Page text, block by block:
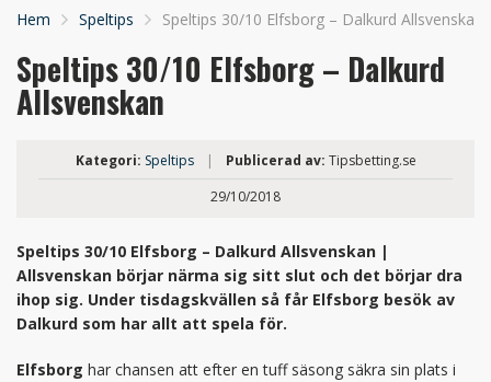
Hem Speltips Speltips 30/10 Elfsborg – Dalkurd Allsvenskan
Speltips 30/10 Elfsborg – Dalkurd
Allsvenskan
Kategori: Speltips | Publicerad av: Tipsbetting.se
29/10/2018
Speltips 30/10 Elfsborg – Dalkurd Allsvenskan |
Allsvenskan börjar närma sig sitt slut och det börjar dra
ihop sig. Under tisdagskvällen så får Elfsborg besök av
Dalkurd som har allt att spela för.
Elfsborg har chansen att efter en tuff säsong säkra sin plats i